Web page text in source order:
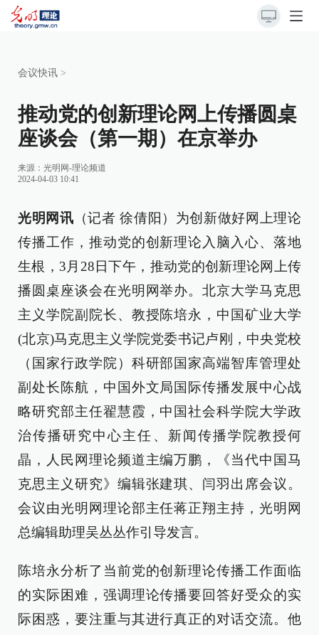
会议快讯 >
推动党的创新理论网上传播圆桌
座谈会（第一期）在京举办
来源： 光明网-理论频道
2024-04-03 10:41
光明网讯 （记者 徐倩阳）为创新做好网上理论
传播工作，推动党的创新理论入脑入心、落地
生根，3月28日下午，推动党的创新理论网上传
播圆桌座谈会在光明网举办。北京大学马克思
主义学院副院长、教授陈培永，中国矿业大学
(北京)马克思主义学院党委书记卢刚，中央党校
（国家行政学院）科研部国家高端智库管理处
副处长陈航，中国外文局国际传播发展中心战
略研究部主任翟慧霞，中国社会科学院大学政
治传播研究中心主任、新闻传播学院教授何
晶，人民网理论频道主编万鹏，《当代中国马
克思主义研究》编辑张建琪、闫羽出席会议。
会议由光明网理论部主任蒋正翔主持，光明网
总编辑助理吴丛丛作引导发言。
陈培永分析了当前党的创新理论传播工作面临
的实际困难，强调理论传播要回答好受众的实
际困惑，要注重与其进行真正的对话交流。他